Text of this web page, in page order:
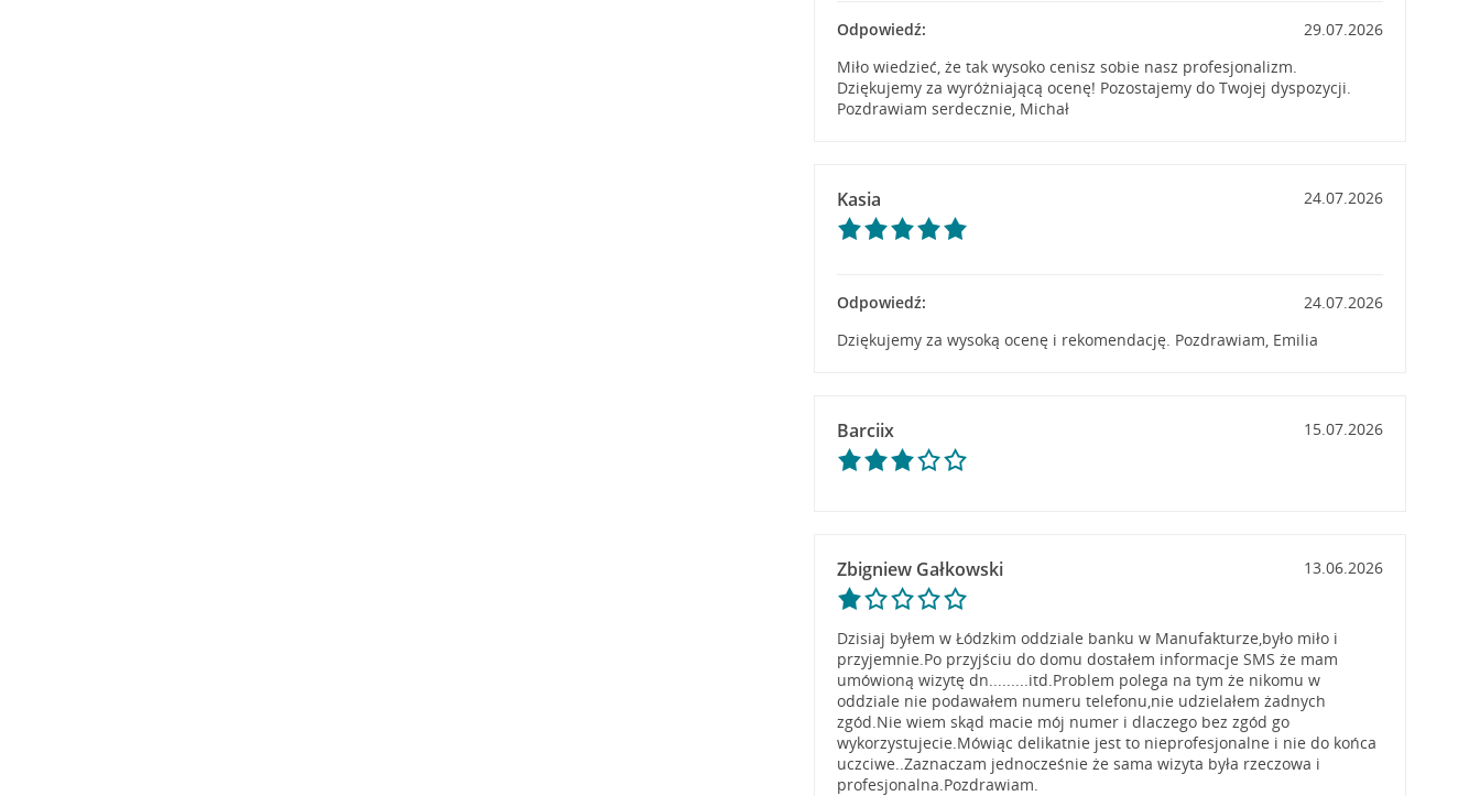
Odpowiedź:
29.07.2026
Miło wiedzieć, że tak wysoko cenisz sobie nasz profesjonalizm.
Dziękujemy za wyróżniającą ocenę! Pozostajemy do Twojej dyspozycji.
Pozdrawiam serdecznie, Michał
Kasia 24.07.2026
Odpowiedź:
24.07.2026
Dziękujemy za wysoką ocenę i rekomendację. Pozdrawiam, Emilia
Barciix 15.07.2026
Zbigniew Gałkowski 13.06.2026
Dzisiaj byłem w Łódzkim oddziale banku w Manufakturze,było miło i
przyjemnie.Po przyjściu do domu dostałem informacje SMS że mam
umówioną wizytę dn.........itd.Problem polega na tym że nikomu w
oddziale nie podawałem numeru telefonu,nie udzielałem żadnych
zgód.Nie wiem skąd macie mój numer i dlaczego bez zgód go
wykorzystujecie.Mówiąc delikatnie jest to nieprofesjonalne i nie do końca
uczciwe..Zaznaczam jednocześnie że sama wizyta była rzeczowa i
profesjonalna.Pozdrawiam.